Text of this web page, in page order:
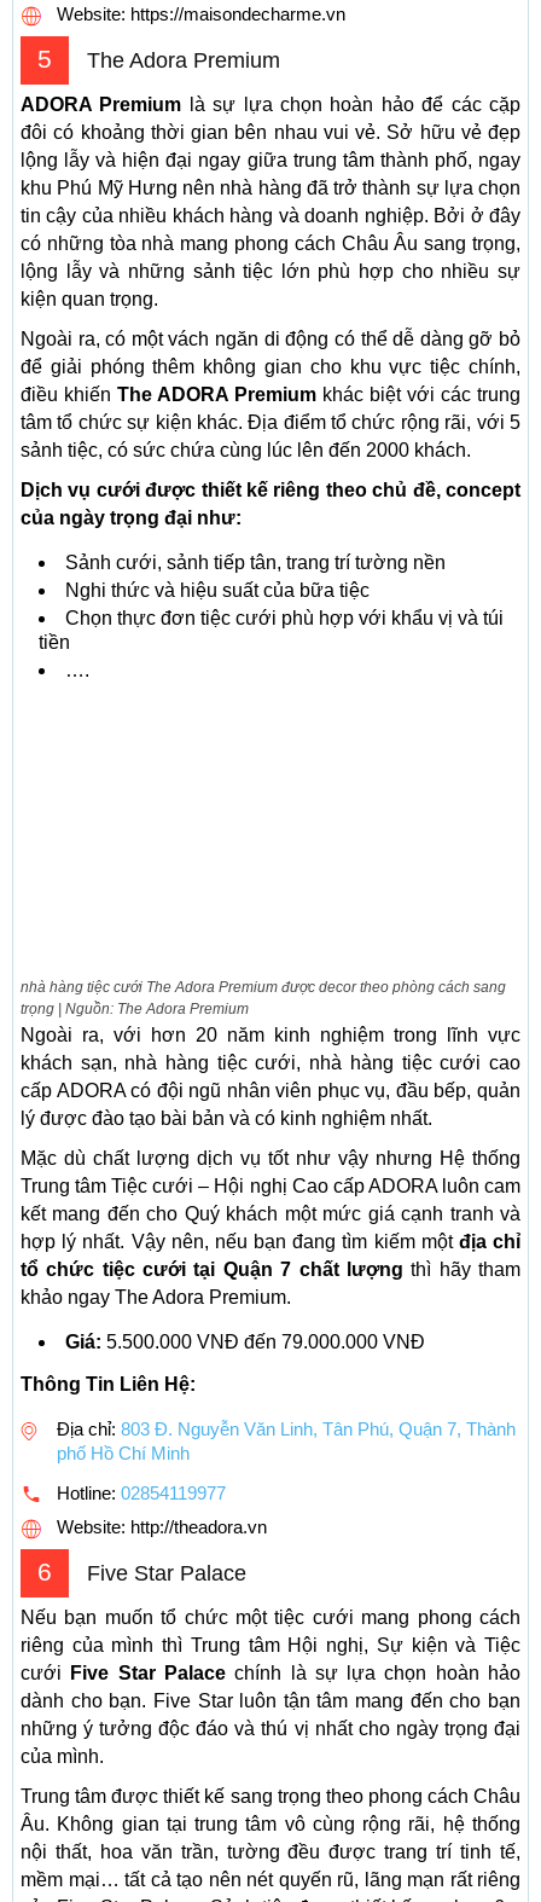
Website: https://maisondecharme.vn
5 The Adora Premium
ADORA Premium là sự lựa chọn hoàn hảo để các cặp
đôi có khoảng thời gian bên nhau vui vẻ. Sở hữu vẻ đẹp
lộng lẫy và hiện đại ngay giữa trung tâm thành phố, ngay
khu Phú Mỹ Hưng nên nhà hàng đã trở thành sự lựa chọn
tin cậy của nhiều khách hàng và doanh nghiệp. Bởi ở đây
có những tòa nhà mang phong cách Châu Âu sang trọng,
lộng lẫy và những sảnh tiệc lớn phù hợp cho nhiều sự
kiện quan trọng.
Ngoài ra, có một vách ngăn di động có thể dễ dàng gỡ bỏ
để giải phóng thêm không gian cho khu vực tiệc chính,
điều khiến The ADORA Premium khác biệt với các trung
tâm tổ chức sự kiện khác. Địa điểm tổ chức rộng rãi, với 5
sảnh tiệc, có sức chứa cùng lúc lên đến 2000 khách.
Dịch vụ cưới được thiết kế riêng theo chủ đề, concept
của ngày trọng đại như:
Sảnh cưới, sảnh tiếp tân, trang trí tường nền
Nghi thức và hiệu suất của bữa tiệc
Chọn thực đơn tiệc cưới phù hợp với khẩu vị và túi
tiền
….
nhà hàng tiệc cưới The Adora Premium được decor theo phòng cách sang
trọng | Nguồn: The Adora Premium
Ngoài ra, với hơn 20 năm kinh nghiệm trong lĩnh vực
khách sạn, nhà hàng tiệc cưới, nhà hàng tiệc cưới cao
cấp ADORA có đội ngũ nhân viên phục vụ, đầu bếp, quản
lý được đào tạo bài bản và có kinh nghiệm nhất.
Mặc dù chất lượng dịch vụ tốt như vậy nhưng Hệ thống
Trung tâm Tiệc cưới – Hội nghị Cao cấp ADORA luôn cam
kết mang đến cho Quý khách một mức giá cạnh tranh và
hợp lý nhất. Vậy nên, nếu bạn đang tìm kiếm một địa chỉ
tổ chức tiệc cưới tại Quận 7 chất lượngthì hãy tham
khảo ngay The Adora Premium.
Giá: 5.500.000 VNĐ đến 79.000.000 VNĐ
Thông Tin Liên Hệ:
Địa chỉ: 803 Đ. Nguyễn Văn Linh, Tân Phú, Quận 7, Thành
phố Hồ Chí Minh
Hotline: 02854119977
Website: http://theadora.vn
6 Five Star Palace
Nếu bạn muốn tổ chức một tiệc cưới mang phong cách
riêng của mình thì Trung tâm Hội nghị, Sự kiện và Tiệc
cưới Five Star Palacechính là sự lựa chọn hoàn hảo
dành cho bạn. Five Star luôn tận tâm mang đến cho bạn
những ý tưởng độc đáo và thú vị nhất cho ngày trọng đại
của mình.
Trung tâm được thiết kế sang trọng theo phong cách Châu
Âu. Không gian tại trung tâm vô cùng rộng rãi, hệ thống
nội thất, hoa văn trần, tường đều được trang trí tinh tế,
mềm mại… tất cả tạo nên nét quyến rũ, lãng mạn rất riêng